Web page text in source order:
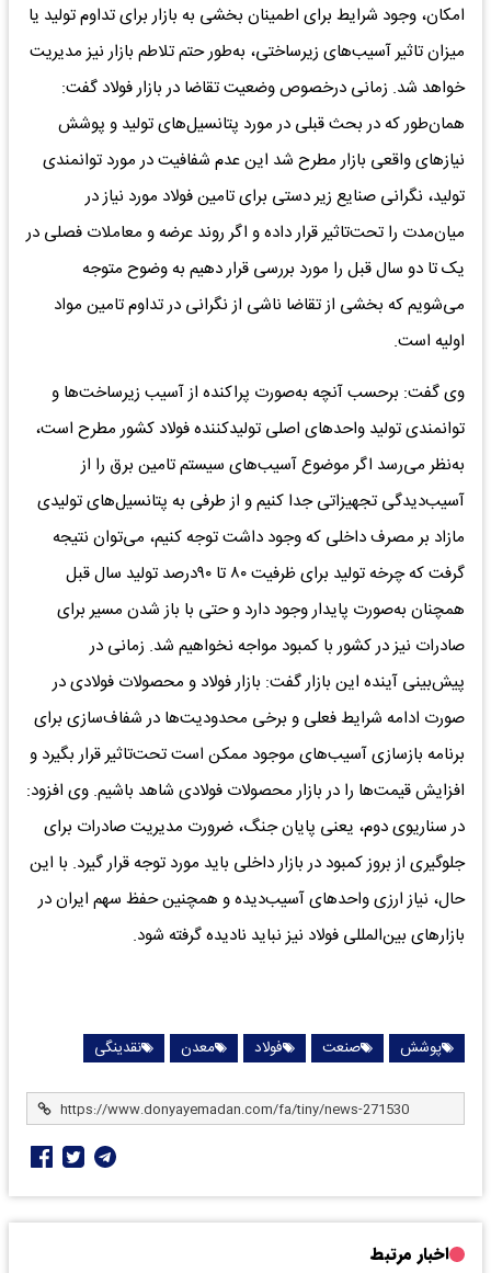
امکان، وجود شرایط برای اطمینان بخشی به بازار برای تداوم تولید یا
میزان تاثیر آسیب‌های زیرساختی، به‌طور حتم تلاطم بازار نیز مدیریت
خواهد شد. زمانی درخصوص وضعیت تقاضا در بازار فولاد گفت:
همان‌طور که در بحث قبلی در مورد پتانسیل‌های تولید و پوشش
نیازهای واقعی بازار مطرح شد این عدم شفافیت در مورد توانمندی
تولید، نگرانی صنایع زیر دستی برای تامین فولاد مورد نیاز در
میان‌مدت را تحت‌تاثیر قرار داده و اگر روند عرضه و معاملات فصلی در
یک تا دو سال قبل را مورد بررسی قرار دهیم به وضوح متوجه
می‌شویم که بخشی از تقاضا ناشی از نگرانی در تداوم تامین مواد
اولیه است.
وی گفت: برحسب آنچه به‌صورت پراکنده از آسیب زیرساخت‌ها و
توانمندی تولید واحدهای اصلی تولیدکننده فولاد کشور مطرح است،
به‌نظر می‌رسد اگر موضوع آسیب‌های سیستم تامین برق را از
آسیب‌دیدگی تجهیزاتی جدا کنیم و از طرفی به پتانسیل‌های تولیدی
مازاد بر مصرف داخلی که وجود داشت توجه کنیم، می‌توان نتیجه
گرفت که چرخه تولید برای ظرفیت ۸۰ تا ۹۰درصد تولید سال قبل
همچنان به‌صورت پایدار وجود دارد و حتی با باز شدن مسیر برای
صادرات نیز در کشور با کمبود مواجه نخواهیم شد. زمانی در
پیش‌بینی آینده این بازار گفت: بازار فولاد و محصولات فولادی در
صورت ادامه شرایط فعلی و برخی محدودیت‌ها در شفاف‌سازی برای
برنامه بازسازی آسیب‌های موجود ممکن است تحت‌تاثیر قرار بگیرد و
افزایش قیمت‌ها را در بازار محصولات فولادی شاهد باشیم. وی افزود:
در سناریوی دوم، یعنی پایان جنگ، ضرورت مدیریت صادرات برای
جلوگیری از بروز کمبود در بازار داخلی باید مورد توجه قرار گیرد. با این
حال، نیاز ارزی واحدهای آسیب‌دیده و همچنین حفظ سهم ایران در
بازارهای بین‌المللی فولاد نیز نباید نادیده گرفته شود.
پوشش صنعت فولاد معدن نقدینگی
اخبار مرتبط